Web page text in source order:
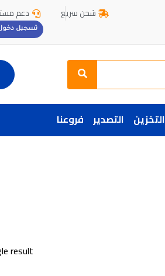
شحن سريع دعم
تسجيل
Search
التخزين التصدير فروعنا
result